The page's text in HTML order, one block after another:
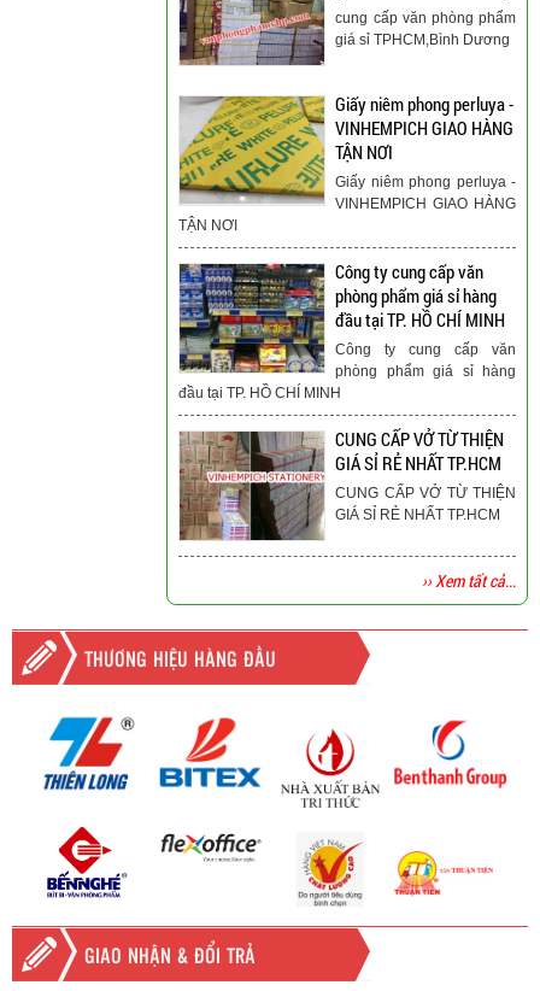
cung cấp văn phòng phẩm
giá sỉ TPHCM,Bình Dương
Giấy niêm phong perluya -
VINHEMPICH GIAO HÀNG
TẬN NƠI
Giấy niêm phong perluya -
VINHEMPICH GIAO HÀNG
TẬN NƠI
Công ty cung cấp văn
phòng phẩm giá sỉ hàng
đầu tại TP. HỒ CHÍ MINH
Công ty cung cấp văn
phòng phẩm giá sỉ hàng
đầu tại TP. HỒ CHÍ MINH
CUNG CẤP VỞ TỪ THIỆN
GIÁ SỈ RẺ NHẤT TP.HCM
CUNG CẤP VỞ TỪ THIỆN
GIÁ SỈ RẺ NHẤT TP.HCM
›› Xem tất cả...
THƯƠNG HIỆU HÀNG ĐẦU
GIAO NHẬN & ĐỔI TRẢ